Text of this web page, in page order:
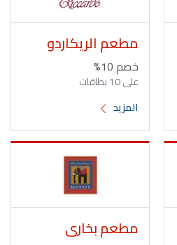
مطعم الريكاردو
خصم 10%
على 10 بطاقات
المزيد
مطعم بخارى